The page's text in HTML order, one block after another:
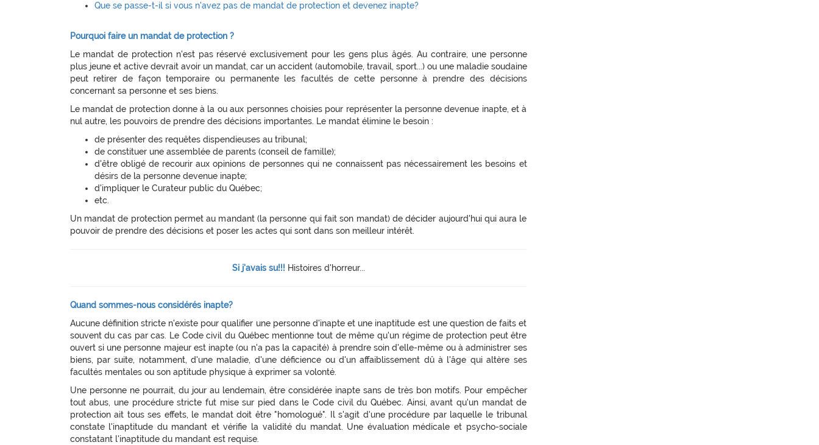
Que se passe-t-il si vous n'avez pas de mandat de protection et devenez inapte?
Pourquoi faire un mandat de protection ?
Le mandat de protection n'est pas réservé exclusivement pour les gens plus âgés. Au contraire, une personne
plus jeune et active devrait avoir un mandat, car un accident (automobile, travail, sport...) ou une maladie soudaine
peut retirer de façon temporaire ou permanente les facultés de cette personne à prendre des décisions
concernant sa personne et ses biens.
Le mandat de protection donne à la ou aux personnes choisies pour représenter la personne devenue inapte, et à
nul autre, les pouvoirs de prendre des décisions importantes. Le mandat élimine le besoin :
de présenter des requêtes dispendieuses au tribunal;
de constituer une assemblée de parents (conseil de famille);
d'être obligé de recourir aux opinions de personnes qui ne connaissent pas nécessairement les besoins et
désirs de la personne devenue inapte;
d'impliquer le Curateur public du Québec;
etc.
Un mandat de protection permet au mandant (la personne qui fait son mandat) de décider aujourd'hui qui aura le
pouvoir de prendre des décisions et poser les actes qui sont dans son meilleur intérêt.
Si j'avais su!!! Histoires d'horreur...
Quand sommes-nous considérés inapte?
Aucune définition stricte n'existe pour qualifier une personne d'inapte et une inaptitude est une question de faits et
souvent du cas par cas. Le Code civil du Québec mentionne tout de même qu'un régime de protection peut être
ouvert si une personne majeur est inapte (ou n'a pas la capacité) à prendre soin d'elle-même ou à administrer ses
biens, par suite, notamment, d'une maladie, d'une déficience ou d'un affaiblissement dû à l'âge qui altère ses
facultés mentales ou son aptitude physique à exprimer sa volonté.
Une personne ne pourrait, du jour au lendemain, être considérée inapte sans de très bon motifs. Pour empêcher
tout abus, une procédure stricte fut mise sur pied dans le Code civil du Québec. Ainsi, avant qu'un mandat de
protection ait tous ses effets, le mandat doit être "homologué". Il s'agit d'une procédure par laquelle le tribunal
constate l'inaptitude du mandant et vérifie la validité du mandat. Une évaluation médicale et psycho-sociale
constatant l'inaptitude du mandant est requise.